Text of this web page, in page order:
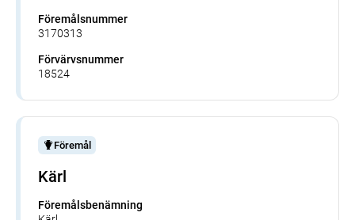
Föremålsnummer
3170313
Förvärvsnummer
18524
Föremål
Kärl
Föremålsbenämning